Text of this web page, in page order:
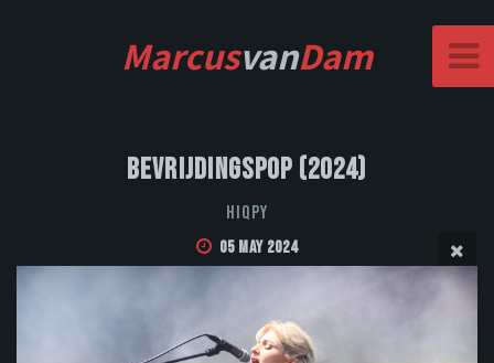
MarcusvanDam
Bevrijdingspop (2024)
Hiqpy
05 May 2024